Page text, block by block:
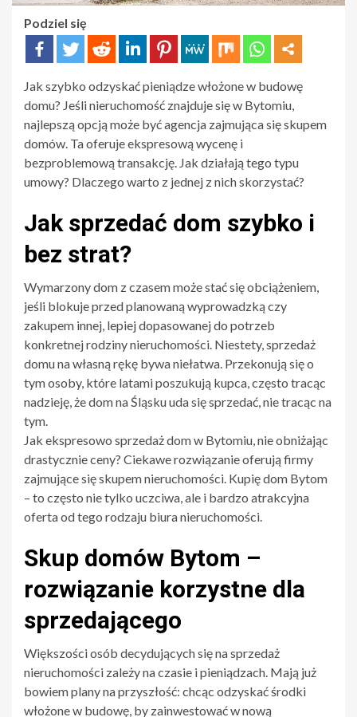
Podziel się
Jak szybko odzyskać pieniądze włożone w budowę
domu? Jeśli nieruchomość znajduje się w Bytomiu,
najlepszą opcją może być agencja zajmująca się skupem
domów. Ta oferuje ekspresową wycenę i
bezproblemową transakcję. Jak działają tego typu
umowy? Dlaczego warto z jednej z nich skorzystać?
Jak sprzedać dom szybko i
bez strat?
Wymarzony dom z czasem może stać się obciążeniem,
jeśli blokuje przed planowaną wyprowadzką czy
zakupem innej, lepiej dopasowanej do potrzeb
konkretnej rodziny nieruchomości. Niestety, sprzedaż
domu na własną rękę bywa niełatwa. Przekonują się o
tym osoby, które latami poszukują kupca, często tracąc
nadzieję, że dom na Śląsku uda się sprzedać, nie tracąc na
tym.
Jak ekspresowo sprzedaż dom w Bytomiu, nie obniżając
drastycznie ceny? Ciekawe rozwiązanie oferują firmy
zajmujące się skupem nieruchomości. Kupię dom Bytom
– to często nie tylko uczciwa, ale i bardzo atrakcyjna
oferta od tego rodzaju biura nieruchomości.
Skup domów Bytom –
rozwiązanie korzystne dla
sprzedającego
Większości osób decydujących się na sprzedaż
nieruchomości zależy na czasie i pieniądzach. Mają już
bowiem plany na przyszłość: chcąc odzyskać środki
włożone w budowę, by zainwestować w nową